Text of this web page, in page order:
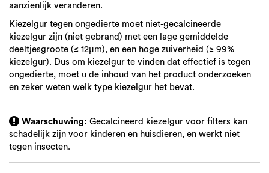
aanzienlijk veranderen.
Kiezelgur tegen ongedierte moet niet-gecalcineerde
kiezelgur zijn (niet gebrand) met een lage gemiddelde
deeltjesgroote (≤ 12µm), en een hoge zuiverheid (≥ 99%
kiezelgur). Dus om kiezelgur te vinden dat effectief is tegen
ongedierte, moet u de inhoud van het product onderzoeken
en zeker weten welk type kiezelgur het bevat.
Waarschuwing: Gecalcineerd kiezelgur voor filters kan
schadelijk zijn voor kinderen en huisdieren, en werkt niet
tegen insecten.